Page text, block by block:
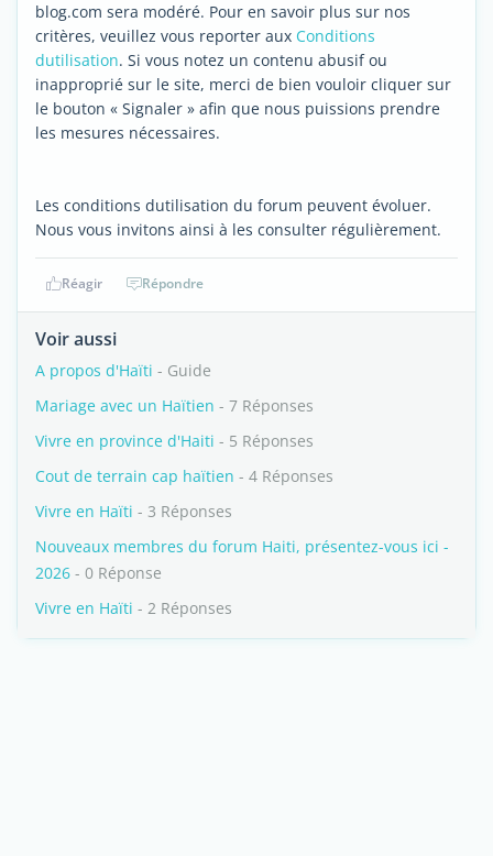
blog.com sera modéré. Pour en savoir plus sur nos
critères, veuillez vous reporter aux Conditions
dutilisation. Si vous notez un contenu abusif ou
inapproprié sur le site, merci de bien vouloir cliquer sur
le bouton « Signaler » afin que nous puissions prendre
les mesures nécessaires.
Les conditions dutilisation du forum peuvent évoluer.
Nous vous invitons ainsi à les consulter régulièrement.
Réagir Répondre
Voir aussi
A propos d'Haïti - Guide
Mariage avec un Haïtien - 7 Réponses
Vivre en province d'Haiti - 5 Réponses
Cout de terrain cap haïtien - 4 Réponses
Vivre en Haïti - 3 Réponses
Nouveaux membres du forum Haiti, présentez-vous ici -
2026 - 0 Réponse
Vivre en Haïti - 2 Réponses